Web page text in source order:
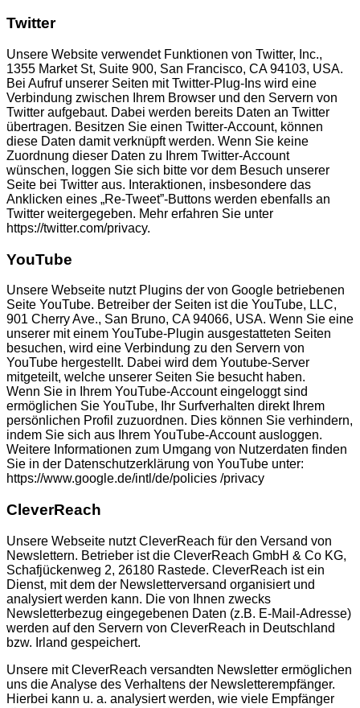
Twitter
Unsere Website verwendet Funktionen von Twitter, Inc.,
1355 Market St, Suite 900, San Francisco, CA 94103, USA.
Bei Aufruf unserer Seiten mit Twitter-Plug-Ins wird eine
Verbindung zwischen Ihrem Browser und den Servern von
Twitter aufgebaut. Dabei werden bereits Daten an Twitter
übertragen. Besitzen Sie einen Twitter-Account, können
diese Daten damit verknüpft werden. Wenn Sie keine
Zuordnung dieser Daten zu Ihrem Twitter-Account
wünschen, loggen Sie sich bitte vor dem Besuch unserer
Seite bei Twitter aus. Interaktionen, insbesondere das
Anklicken eines „Re-Tweet”-Buttons werden ebenfalls an
Twitter weitergegeben. Mehr erfahren Sie unter
https://twitter.com/privacy.
YouTube
Unsere Webseite nutzt Plugins der von Google betriebenen
Seite YouTube. Betreiber der Seiten ist die YouTube, LLC,
901 Cherry Ave., San Bruno, CA 94066, USA. Wenn Sie eine
unserer mit einem YouTube-Plugin ausgestatteten Seiten
besuchen, wird eine Verbindung zu den Servern von
YouTube hergestellt. Dabei wird dem Youtube-Server
mitgeteilt, welche unserer Seiten Sie besucht haben.
Wenn Sie in Ihrem YouTube-Account eingeloggt sind
ermöglichen Sie YouTube, Ihr Surfverhalten direkt Ihrem
persönlichen Profil zuzuordnen. Dies können Sie verhindern,
indem Sie sich aus Ihrem YouTube-Account ausloggen.
Weitere Informationen zum Umgang von Nutzerdaten finden
Sie in der Datenschutzerklärung von YouTube unter:
https://www.google.de/intl/de/policies /privacy
CleverReach
Unsere Webseite nutzt CleverReach für den Versand von
Newslettern. Betrieber ist die CleverReach GmbH & Co KG,
Schafjückenweg 2, 26180 Rastede. CleverReach ist ein
Dienst, mit dem der Newsletterversand organisiert und
analysiert werden kann. Die von Ihnen zwecks
Newsletterbezug eingegebenen Daten (z.B. E-Mail-Adresse)
werden auf den Servern von CleverReach in Deutschland
bzw. Irland gespeichert.
Unsere mit CleverReach versandten Newsletter ermöglichen
uns die Analyse des Verhaltens der Newsletterempfänger.
Hierbei kann u. a. analysiert werden, wie viele Empfänger